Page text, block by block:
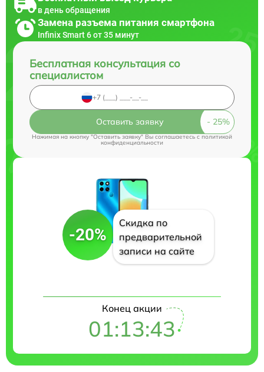
в день обращения
Замена разъема питания смартфона
Infinix Smart 6 от 35 минут
Бесплатная консультация со
специалистом
Оставить заявку
Нажимая на кнопку "Оставить заявку" Вы соглашаетесь cполитикой
конфиденциальности
-20%
Скидка по
предварительной
записи на сайте
Конец акции
01:13:42